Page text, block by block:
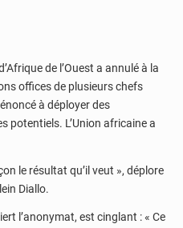
de l’Ouest a annulé à la
offices de plusieurs chefs
à déployer des
potentiels. L’Union africaine a
le résultat qu’il veut », déplore
Diallo.
l’anonymat, est cinglant : « Ce